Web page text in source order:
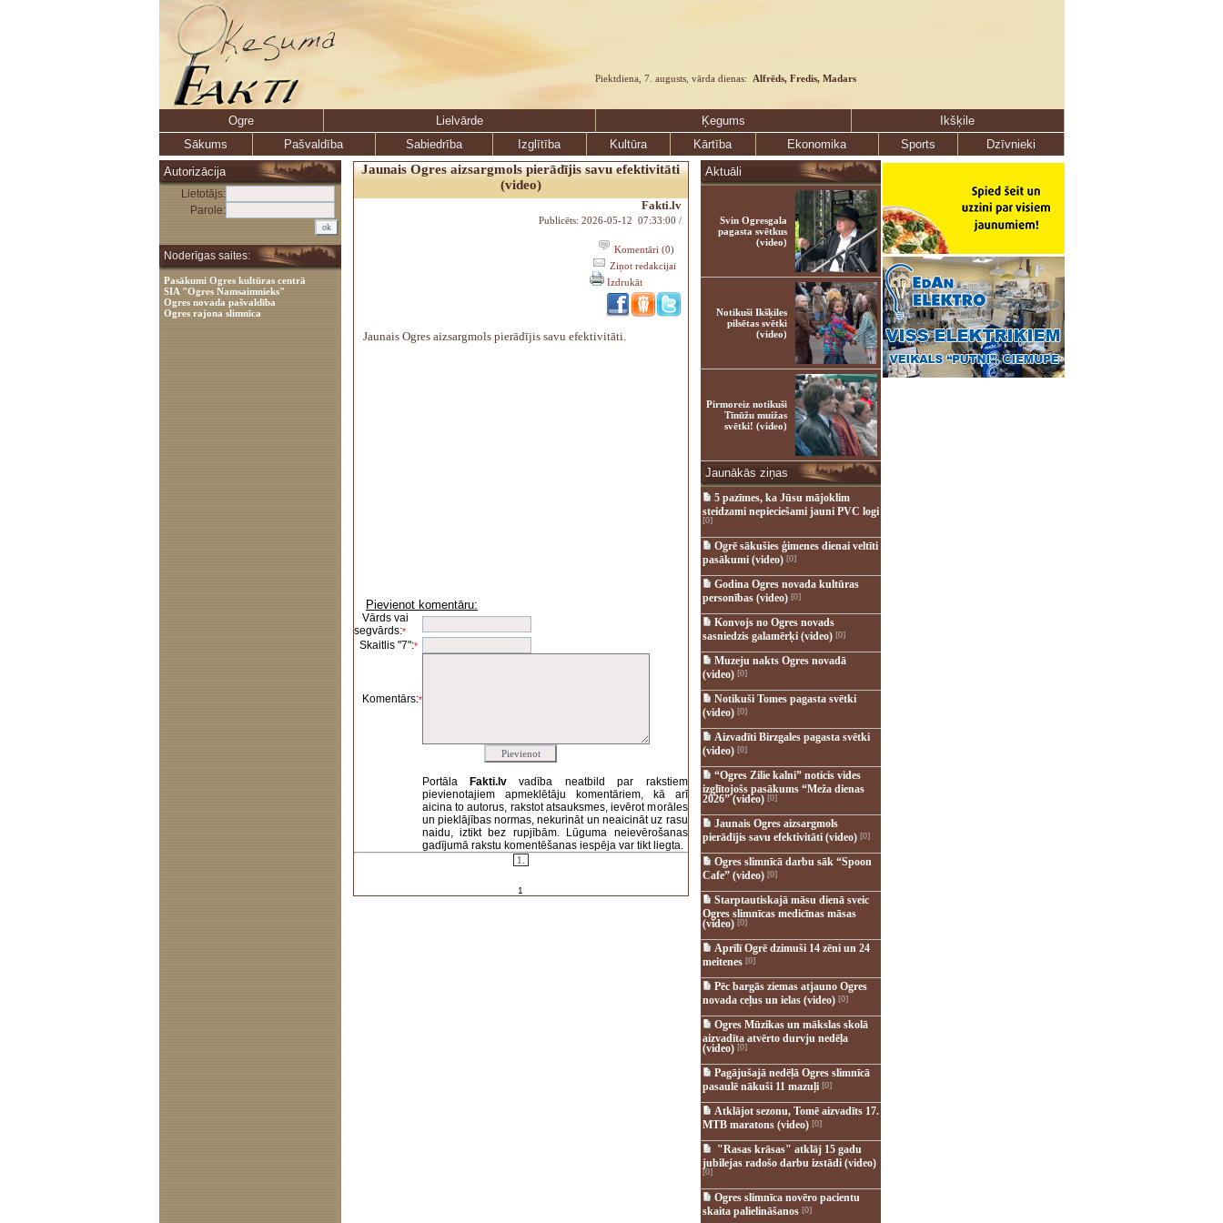
Piektdiena, 7. augusts, vārda dienas: Alfrēds, Fredis, Madars
Ogre Lielvārde Ķegums
Ikšķile
Sākums
Pašvaldība Sabiedrība Izglītība Kultūra Kārtība Ekonomika Sports
Dzīvnieki
Autorizācija
Lietotājs:
Parole:
Noderīgas saites:
Pasākumi Ogres kultūras centrā
SIA "Ogres Namsaimnieks"
Ogres novada pašvaldība
Ogres rajona slimnīca
Jaunais Ogres aizsargmols pierādījis savu efektivitāti
(video)
Fakti.lv
Publicēts: 2026-05-12 07:33:00 /
Komentāri (0)
Ziņot redakcijai
Izdrukāt
Jaunais Ogres aizsargmols pierādījis savu efektivitāti.
Pievienot komentāru:
Vārds vai
segvārds:*
Skaitlis "7":*
Komentārs:*
Portāla Fakti.lvvadība neatbild par rakstiem
pievienotajiem apmeklētāju komentāriem, kā arī
aicina to autorus, rakstot atsauksmes, ievērot morāles
un pieklājības normas, nekurināt un neaicināt uz rasu
naidu, iztikt bez rupjībām. Lūguma neievērošanas
gadījumā rakstu komentēšanas iespēja var tikt liegta.
1.
1
Aktuāli
Svin Ogresgala
pagasta svētkus
(video)
Notikuši Ikšķiles
pilsētas svētki
(video)
Pirmoreiz notikuši
Tīnūžu muižas
svētki! (video)
Jaunākās ziņas
5 pazīmes, ka Jūsu mājoklim
steidzami nepieciešami jauni PVC logi
[0]
Ogrē sākušies ģimenes dienai veltīti
pasākumi (video)[0]
Godina Ogres novada kultūras
personības (video)[0]
Konvojs no Ogres novads
sasniedzis galamērķi (video)[0]
Muzeju nakts Ogres novadā
(video)[0]
Notikuši Tomes pagasta svētki
(video)[0]
Aizvadīti Birzgales pagasta svētki
(video)[0]
“Ogres Zilie kalni” noticis vides
izglītojošs pasākums “Meža dienas
2026” (video)[0]
Jaunais Ogres aizsargmols
pierādījis savu efektivitāti (video)[0]
Ogres slimnīcā darbu sāk “Spoon
Cafe” (video)[0]
Starptautiskajā māsu dienā sveic
Ogres slimnīcas medicīnas māsas
(video)[0]
Aprīlī Ogrē dzimuši 14 zēni un 24
meitenes [0]
Pēc bargās ziemas atjauno Ogres
novada ceļus un ielas (video)[0]
Ogres Mūzikas un mākslas skolā
aizvadīta atvērto durvju nedēļa
(video)[0]
Pagājušajā nedēļā Ogres slimnīcā
pasaulē nākuši 11 mazuļi[0]
Atklājot sezonu, Tomē aizvadīts 17.
MTB maratons (video)[0]
"Rasas krāsas" atklāj 15 gadu
jubilejas radošo darbu izstādi (video)
[0]
Ogres slimnīca novēro pacientu
skaita palielināšanos [0]